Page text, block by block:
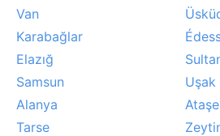
Van
Karabağlar
Elazığ
Samsun
Uşak
Alanya
Tarse